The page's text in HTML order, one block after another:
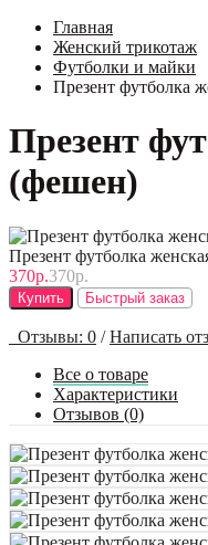
Главная
Женский трикотаж
Футболки и майки
Презент футболка
Презент
(фешен)
Презент футболка
370р.370р.
Купить Быстрый заказ
Отзывы: 0 / Написать
Все о товаре
Характеристики
Отзывов (0)